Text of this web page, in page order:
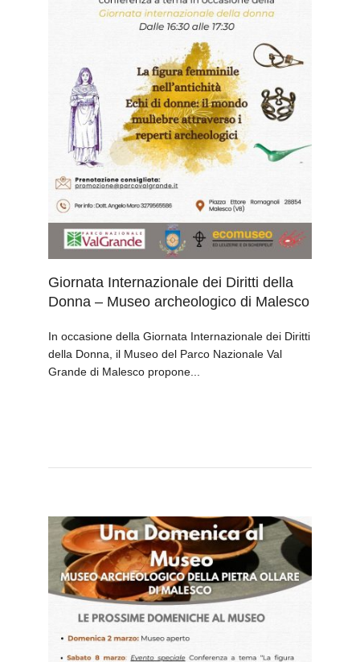
Giornata Internazionale dei Diritti della
Donna – Museo archeologico di Malesco
In occasione della Giornata Internazionale dei Diritti
della Donna, il Museo del Parco Nazionale Val
Grande di Malesco propone...